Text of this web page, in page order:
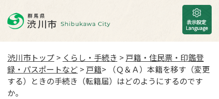
渋川市トップ > くらし・手続き > 戸籍・住民票・印鑑登
録・パスポートなど > 戸籍> （Ｑ＆Ａ）本籍を移す（変更
する）ときの手続き（転籍届）はどのようにするのです
か。